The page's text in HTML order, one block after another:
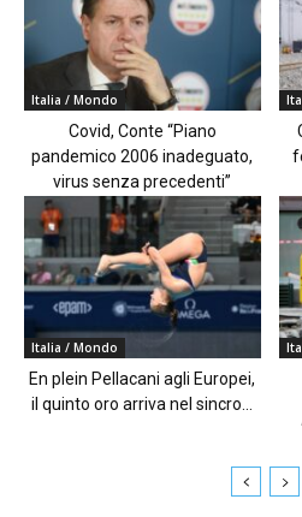
Italia / Mondo
Covid, Conte “Piano
pandemico 2006 inadeguato,
virus senza precedenti”
Italia / Mondo
En plein Pellacani agli Europei,
il quinto oro arriva nel sincro...